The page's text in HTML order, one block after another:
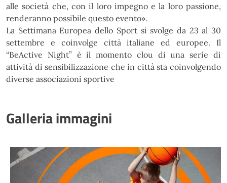
alle società che, con il loro impegno e la loro passione,
renderanno possibile questo evento».
La Settimana Europea dello Sport si svolge da 23 al 30
settembre e coinvolge città italiane ed europee. Il
“BeActive Night” è il momento clou di una serie di
attività di sensibilizzazione che in città sta coinvolgendo
diverse associazioni sportive
Galleria immagini